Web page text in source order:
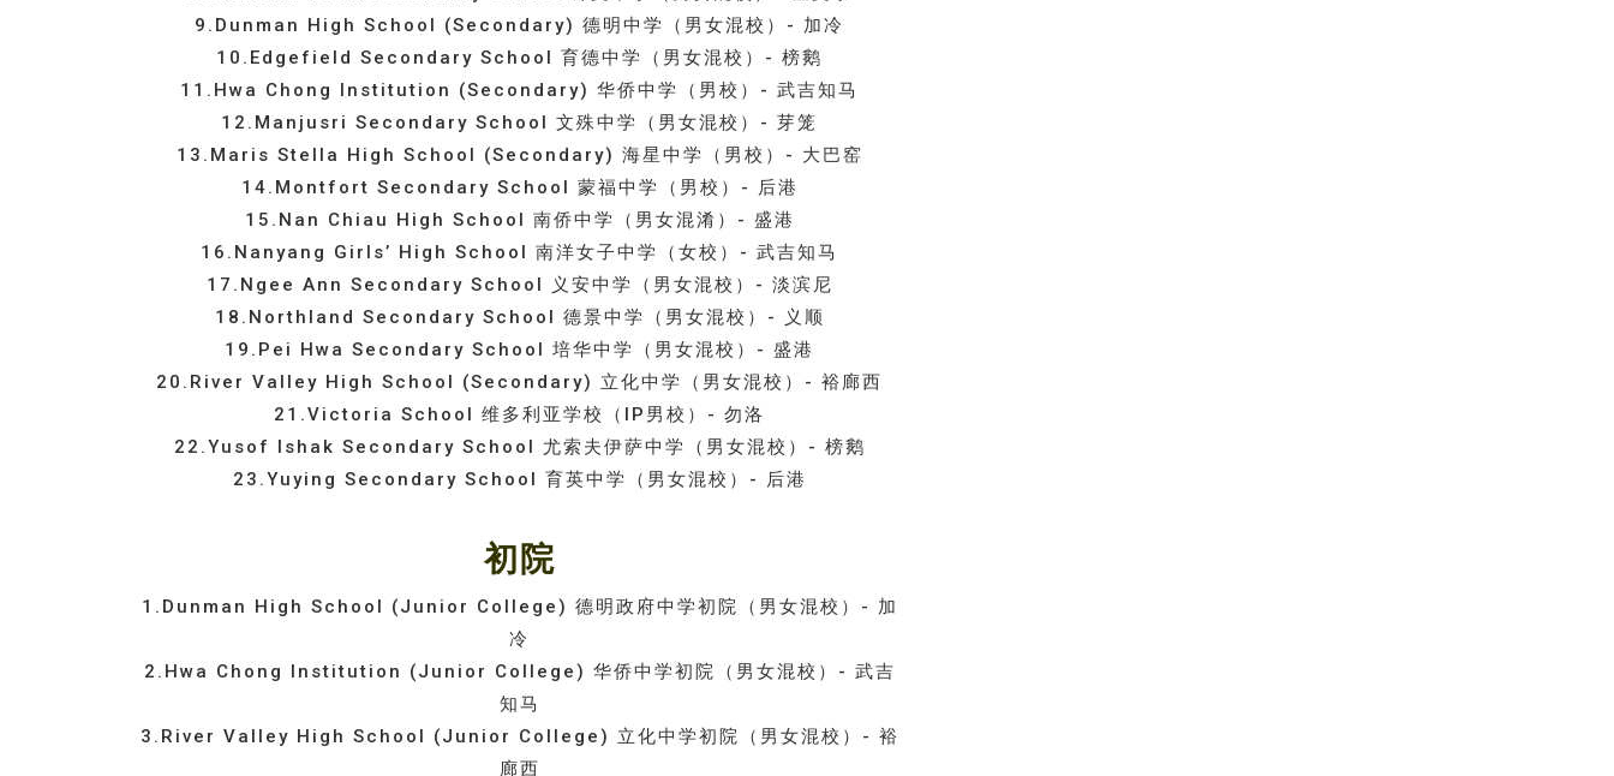
9.Dunman High School (Secondary) 德明中学（男女混校）- 加冷
10.Edgefield Secondary School 育德中学（男女混校）- 榜鹅
11.Hwa Chong Institution (Secondary) 华侨中学（男校）- 武吉知马
12.Manjusri Secondary School 文殊中学（男女混校）- 芽笼
13.Maris Stella High School (Secondary) 海星中学（男校）- 大巴窑
14.Montfort Secondary School 蒙福中学（男校）- 后港
15.Nan Chiau High School 南侨中学（男女混淆）- 盛港
16.Nanyang Girls’ High School 南洋女子中学（女校）- 武吉知马
17.Ngee Ann Secondary School 义安中学（男女混校）- 淡滨尼
18.Northland Secondary School 德景中学（男女混校）- 义顺
19.Pei Hwa Secondary School 培华中学（男女混校）- 盛港
20.River Valley High School (Secondary) 立化中学（男女混校）- 裕廊西
21.Victoria School 维多利亚学校（IP男校）- 勿洛
22.Yusof Ishak Secondary School 尤索夫伊萨中学（男女混校）- 榜鹅
23.Yuying Secondary School 育英中学（男女混校）- 后港
初院
1.Dunman High School (Junior College) 德明政府中学初院（男女混校）- 加
冷
2.Hwa Chong Institution (Junior College) 华侨中学初院（男女混校）- 武吉
知马
3.River Valley High School (Junior College) 立化中学初院（男女混校）- 裕
廊西